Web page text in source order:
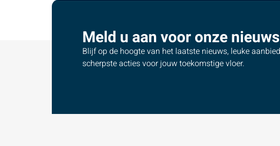
Meld u aan voor onze
Blijf op de hoogte van het laatste nieuws, leuke
scherpste acties voor jouw toekomstige vloer.